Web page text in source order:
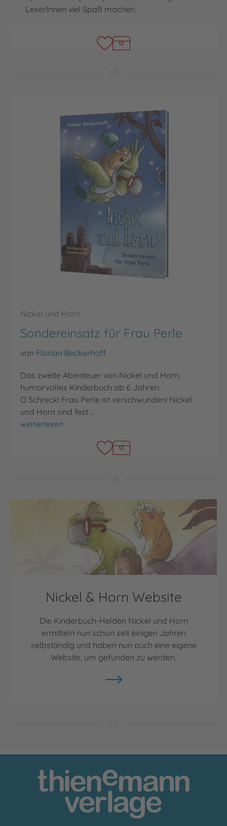
LeserInnen viel Spaß machen.
Nickel und Horn
Sondereinsatz für Frau Perle
von Florian Beckerhoff
Das zweite Abenteuer von Nickel und Horn,
humorvolles Kinderbuch ab 6 Jahren.
O Schreck! Frau Perle ist verschwunden! Nickel
und Horn sind fest …
Sondereinsatz für Frau Perle
weiterlesen
Nickel & Horn Website
Die Kinderbuch-Helden Nickel und Horn
ermitteln nun schon seit einigen Jahren
selbständig und haben nun auch eine eigene
Website, um gefunden zu werden.